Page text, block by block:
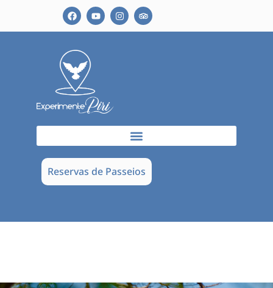
Reservas de Passeios